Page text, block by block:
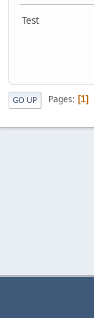
Test
GO UP Pages 1